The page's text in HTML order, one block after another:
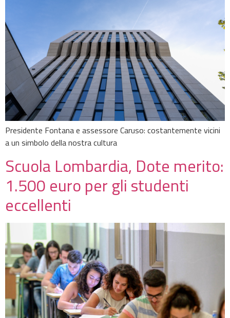
Presidente Fontana e assessore Caruso: costantemente vicini
a un simbolo della nostra cultura
Scuola Lombardia, Dote merito:
1.500 euro per gli studenti
eccellenti